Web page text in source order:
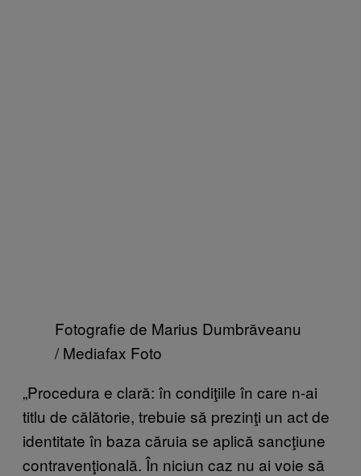
Fotografie de Marius Dumbrăveanu
/ Mediafax Foto
„Procedura e clară: în condiţiile în care n-ai
titlu de călătorie, trebuie să prezinţi un act de
identitate în baza căruia se aplică sancţiune
contravenţională. În niciun caz nu ai voie să